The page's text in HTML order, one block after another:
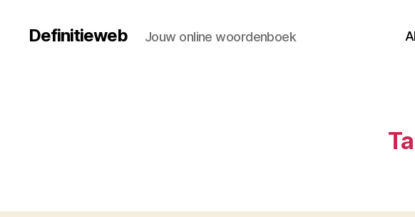
Definitieweb Jouw online woordenboek